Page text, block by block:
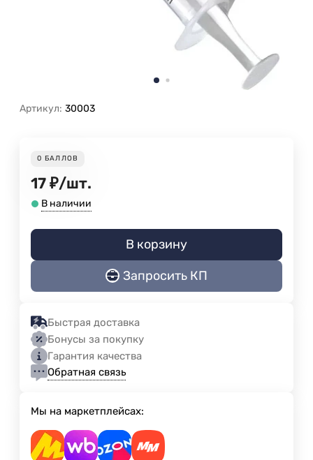
Артикул: 30003
0 БАЛЛОВ
17 ₽/шт.
В наличии
В корзину
Запросить КП
Быстрая доставка
Бонусы за покупку
Гарантия качества
Обратная связь
Мы на маркетплейсах: